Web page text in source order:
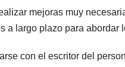
mejoras muy
a largo plazo para abordar
con el escritor del